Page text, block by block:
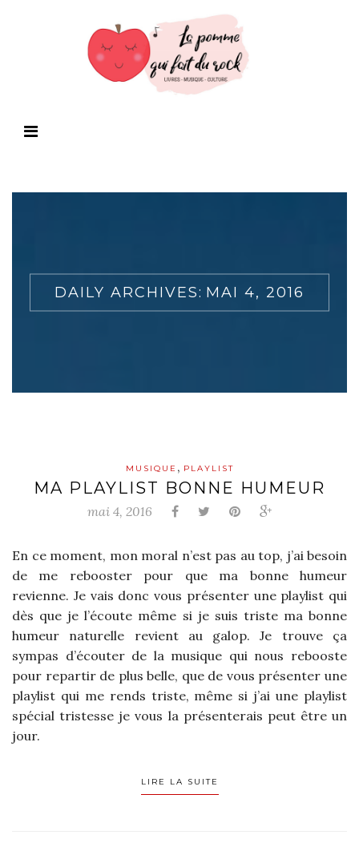
DAILY ARCHIVES: MAI 4, 2016
MUSIQUE , PLAYLIST
MA PLAYLIST BONNE HUMEUR
mai 4, 2016
En ce moment, mon moral n’est pas au top, j’ai besoin
de me rebooster pour que ma bonne humeur
revienne. Je vais donc vous présenter une playlist qui
dès que je l’écoute même si je suis triste ma bonne
humeur naturelle revient au galop. Je trouve ça
sympas d’écouter de la musique qui nous rebooste
pour repartir de plus belle, que de vous présenter une
playlist qui me rends triste, même si j’ai une playlist
spécial tristesse je vous la présenterais peut être un
jour.
LIRE LA SUITE